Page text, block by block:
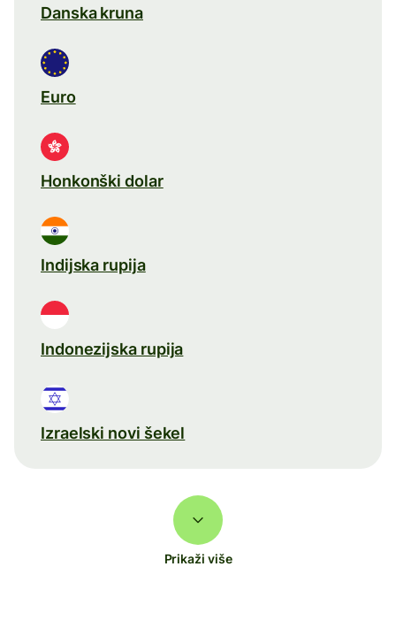
Danska kruna
Euro
Honkonški dolar
Indijska rupija
Indonezijska rupija
Izraelski novi šekel
Prikaži više